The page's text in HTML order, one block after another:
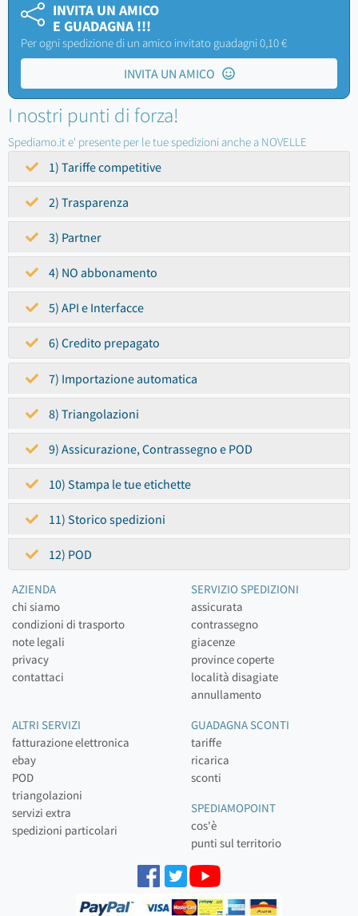
INVITA UN AMICO
E GUADAGNA !!!
Per ogni spedizione di un amico invitato guadagni 0,10 €
INVITA UN AMICO
I nostri punti di forza!
Spediamo.it e' presente per le tue spedizioni anche a NOVELLE
1) Tariffe competitive
2) Trasparenza
3) Partner
4) NO abbonamento
5) API e Interfacce
6) Credito prepagato
7) Importazione automatica
8) Triangolazioni
9) Assicurazione, Contrassegno e POD
10) Stampa le tue etichette
11) Storico spedizioni
12) POD
AZIENDA
chi siamo
condizioni di trasporto
note legali
privacy
contattaci
SERVIZIO SPEDIZIONI
assicurata
contrassegno
giacenze
province coperte
località disagiate
annullamento
ALTRI SERVIZI
fatturazione elettronica
ebay
POD
triangolazioni
servizi extra
spedizioni particolari
GUADAGNA SCONTI
tariffe
ricarica
sconti
SPEDIAMOPOINT
cos'è
punti sul territorio